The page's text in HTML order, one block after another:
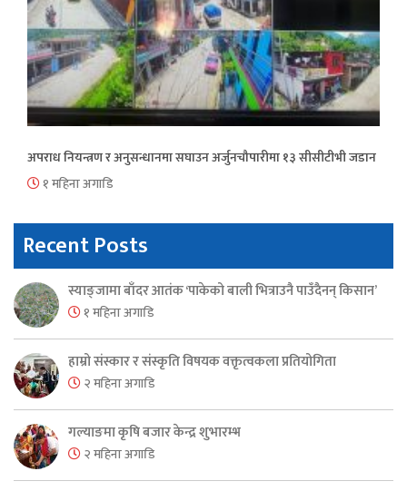
अपराध नियन्त्रण र अनुसन्धानमा सघाउन अर्जुनचौपारीमा १३ सीसीटीभी जडान
१ महिना अगाडि
Recent Posts
स्याङ्जामा बाँदर आतंक ‘पाकेको बाली भित्राउनै पाउँदैनन् किसान’
१ महिना अगाडि
हाम्रो संस्कार र संस्कृति विषयक वक्तृत्वकला प्रतियोगिता
२ महिना अगाडि
गल्याङमा कृषि बजार केन्द्र शुभारम्भ
२ महिना अगाडि